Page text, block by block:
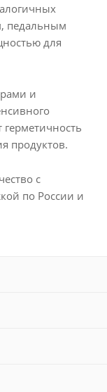
педальным
для
и
продуктов.
с
по России и